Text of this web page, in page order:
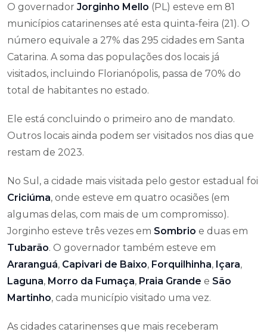
O governador Jorginho Mello (PL) esteve em 81
municípios catarinenses até esta quinta-feira (21). O
número equivale a 27% das 295 cidades em Santa
Catarina. A soma das populações dos locais já
visitados, incluindo Florianópolis, passa de 70% do
total de habitantes no estado.
Ele está concluindo o primeiro ano de mandato.
Outros locais ainda podem ser visitados nos dias que
restam de 2023.
No Sul, a cidade mais visitada pelo gestor estadual foi
Criciúma, onde esteve em quatro ocasiões (em
algumas delas, com mais de um compromisso).
Jorginho esteve três vezes em Sombrio e duas em
Tubarão. O governador também esteve em
Araranguá, Capivari de Baixo, Forquilhinha, Içara,
Laguna, Morro da Fumaça, Praia Grande e São
Martinho, cada município visitado uma vez.
As cidades catarinenses que mais receberam